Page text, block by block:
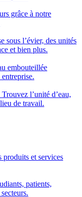
grâce à notre
sous l’évier, des unités
et bien plus.
embouteillée
l’unité d’eau,
de travail.
produits et services
patients,